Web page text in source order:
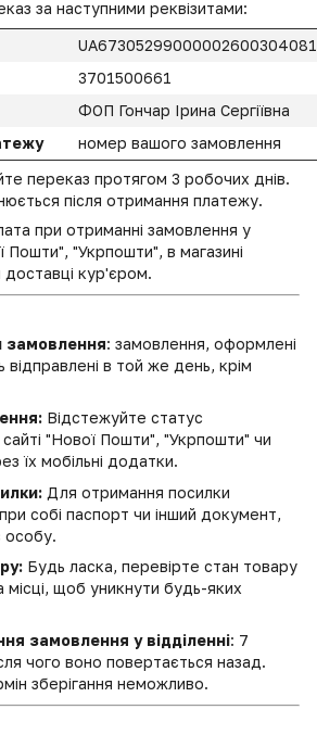
за наступними реквізитами:
3701500661
ФОП Гончар Ірина Сергіївна
номер вашого замовлення
переказ протягом 3 робочих днів.
після отримання платежу.
при отриманні замовлення у
Пошти", "Укрпошти", в магазині
кур'єром.
замовлення: замовлення, оформлені
в той же день, крім
Відстежуйте статус
сайті "Нової Пошти", "Укрпошти" чи
їх мобільні додатки.
Для отримання посилки
собі паспорт чи інший документ,
особу.
Будь ласка, перевірте стан товару
місці, щоб уникнути будь-яких
замовлення у відділенні: 7
чого воно повертається назад.
зберігання неможливо.